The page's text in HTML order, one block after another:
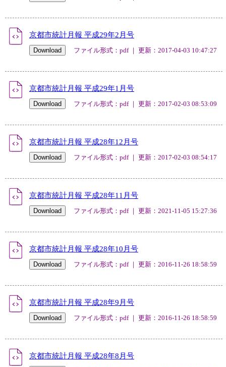
京都市統計月報 平成29年2月号
ファイル形式：pdf ｜ 更新：2017-04-03 10:47:27
京都市統計月報 平成29年1月号
ファイル形式：pdf ｜ 更新：2017-02-03 08:53:09
京都市統計月報 平成28年12月号
ファイル形式：pdf ｜ 更新：2017-02-03 08:54:17
京都市統計月報 平成28年11月号
ファイル形式：pdf ｜ 更新：2021-11-05 15:27:36
京都市統計月報 平成28年10月号
ファイル形式：pdf ｜ 更新：2016-11-26 18:58:59
京都市統計月報 平成28年9月号
ファイル形式：pdf ｜ 更新：2016-11-26 18:58:59
京都市統計月報 平成28年8月号